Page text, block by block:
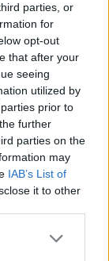
parties, or
for
opt-out
that after your
seeing
utilized by
prior to
further
parties on the
may
IAB’s List of
it to other
more Google